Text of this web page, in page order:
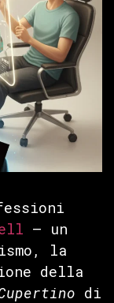
— un
la
della
di